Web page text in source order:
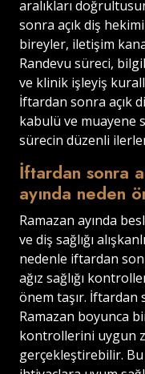
aralıkları
sonra açık diş
bireyler, iletişim
Randevu süreci,
ve klinik işleyiş
İftardan sonra açık
kabulü ve muayene
sürecin düzenli
İftardan sonra
ayında neden
Ramazan ayında
ve diş sağlığı
nedenle iftardan
ağız sağlığı
önem taşır. İftardan
Ramazan boyunca
kontrollerini uygun
gerçekleştirebilir.